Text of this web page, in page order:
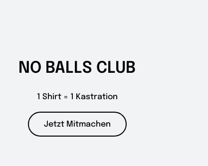
NO BALLS CLUB
1 Shirt = 1 Kastration
Jetzt Mitmachen